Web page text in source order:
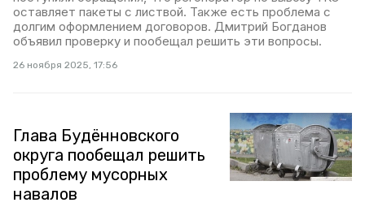
оставляет пакеты с листвой. Также есть проблема с
долгим оформлением договоров. Дмитрий Богданов
объявил проверку и пообещал решить эти вопросы.
26 ноября 2025, 17:56
Глава Будённовского
округа пообещал решить
проблему мусорных
навалов